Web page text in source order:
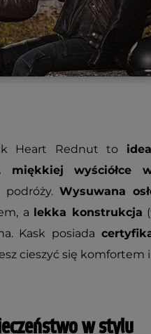
Heart Rednut to
miękkiej wyściółce
Wysuwana
a lekka konstrukcja
Kask posiada
cieszyć się komfortem
w stylu